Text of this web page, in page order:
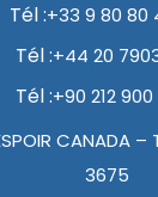
Tél :+33 9 80 80
Tél :+44 20
Tél :+90 212 900
CANADA
3675